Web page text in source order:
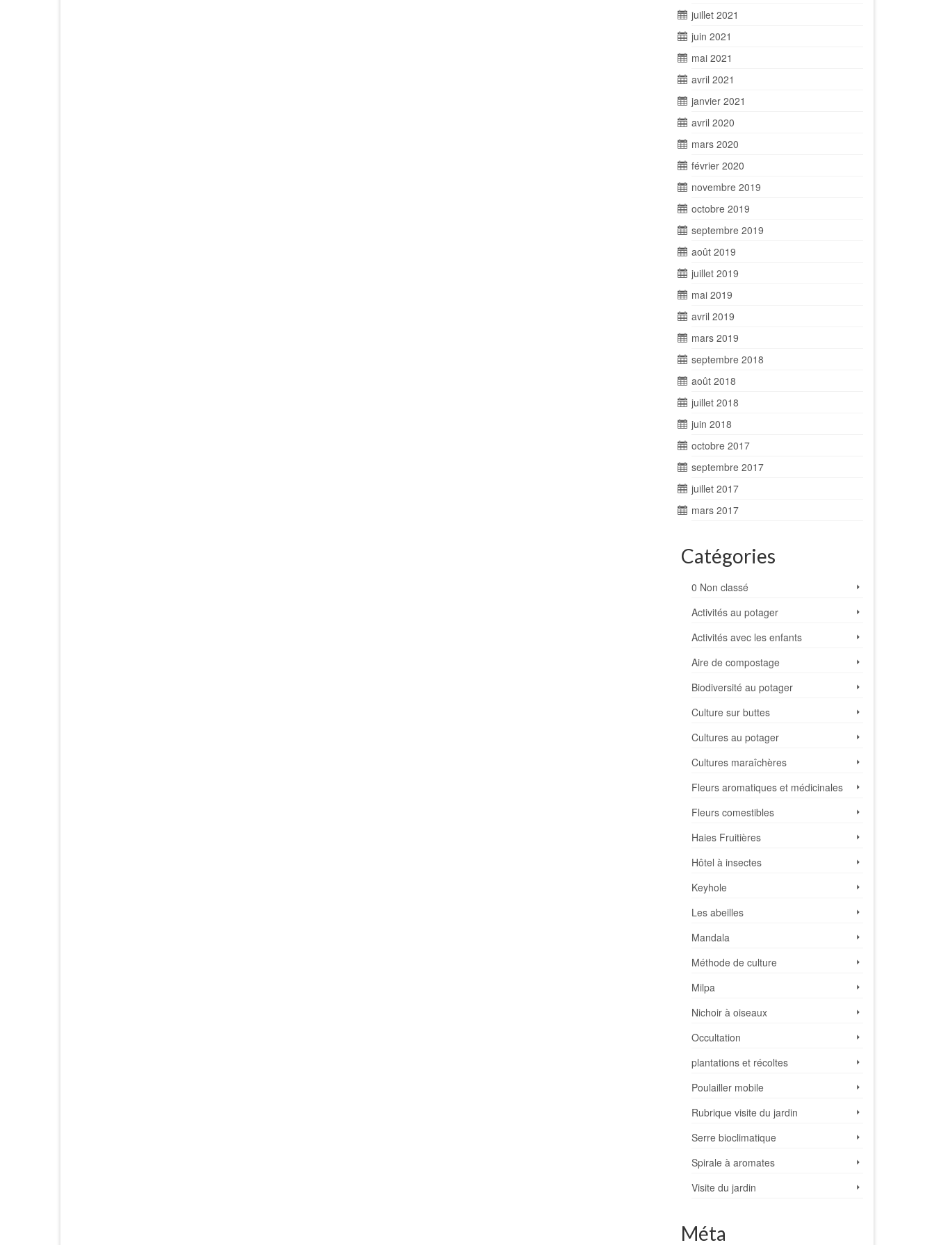
juillet 2021
juin 2021
mai 2021
avril 2021
janvier 2021
avril 2020
mars 2020
février 2020
novembre 2019
octobre 2019
septembre 2019
août 2019
juillet 2019
mai 2019
avril 2019
mars 2019
septembre 2018
août 2018
juillet 2018
juin 2018
octobre 2017
septembre 2017
juillet 2017
mars 2017
Catégories
0 Non classé
Activités au potager
Activités avec les enfants
Aire de compostage
Biodiversité au potager
Culture sur buttes
Cultures au potager
Cultures maraîchères
Fleurs aromatiques et médicinales
Fleurs comestibles
Haies Fruitières
Hôtel à insectes
Keyhole
Les abeilles
Mandala
Méthode de culture
Milpa
Nichoir à oiseaux
Occultation
plantations et récoltes
Poulailler mobile
Rubrique visite du jardin
Serre bioclimatique
Spirale à aromates
Visite du jardin
Méta